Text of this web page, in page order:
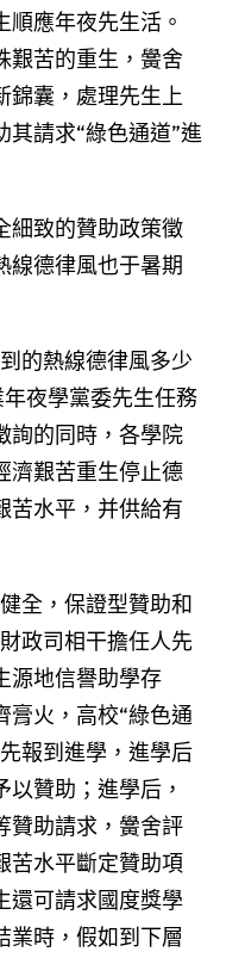
應年夜先生活。
艱苦的重生，黌舍
錦囊，處理先生上
其請求“綠色通道”進
細致的贊助政策徵
線德律風也于暑期
的熱線德律風多少
夜學黨委先生任務
詢的同時，各學院
濟艱苦重生停止德
苦水平，并供給有
全，保證型贊助和
政司相干擔任人先
源地信譽助學存
膏火，高校“綠色通
報到進學，進學后
贊助；進學后，
贊助請求，黌舍評
苦水平斷定贊助項
還可請求國度獎學
業時，假如到下層